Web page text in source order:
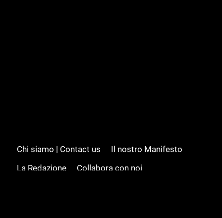
Chi siamo | Contact us
Il nostro Manifesto
La Redazione
Collabora con noi